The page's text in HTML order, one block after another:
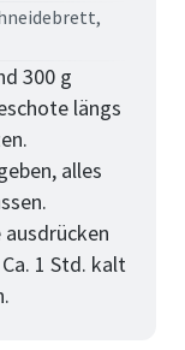
300 g
längs
alles
1 Std. kalt